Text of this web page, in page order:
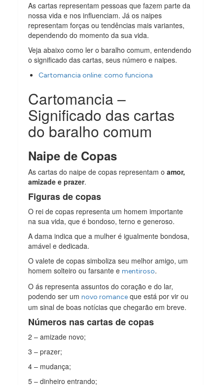
As cartas representam pessoas que fazem parte da
nossa vida e nos influenciam. Já os naipes
representam forças ou tendências mais variantes,
dependendo do momento da sua vida.
Veja abaixo como ler o baralho comum, entendendo
o significado das cartas, seus número e naipes.
Cartomancia online: como funciona
Cartomancia –
Significado das cartas
do baralho comum
Naipe de Copas
As cartas do naipe de copas representam oamor,
amizade e prazer.
Figuras de copas
O rei de copas representa um homem importante
na sua vida, que é bondoso, terno e generoso.
A dama indica que a mulher é igualmente bondosa,
amável e dedicada.
O valete de copas simboliza seu melhor amigo, um
homem solteiro ou farsante ementiroso.
O ás representa assuntos do coração e do lar,
podendo ser umnovo romance que está por vir ou
um sinal de boas notícias que chegarão em breve.
Números nas cartas de copas
2 – amizade novo;
3 – prazer;
4 – mudança;
5 – dinheiro entrando;